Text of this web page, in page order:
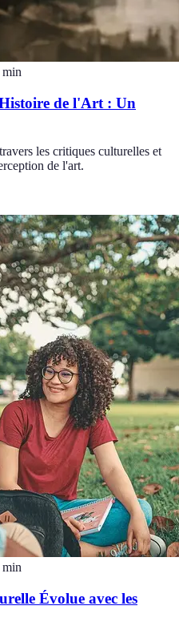
min
de l'Art : Un
les critiques culturelles et
de l'art.
min
Évolue avec les